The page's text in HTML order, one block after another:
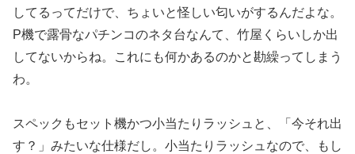
してるってだけで、ちょいと怪しい匂いがするんだよな。
P機で露骨なパチンコのネタ台なんて、竹屋くらいしか出
してないからね。これにも何かあるのかと勘繰ってしまう
わ。
スペックもセット機かつ小当たりラッシュと、「今それ出
す？」みたいな仕様だし。小当たりラッシュなので、もし